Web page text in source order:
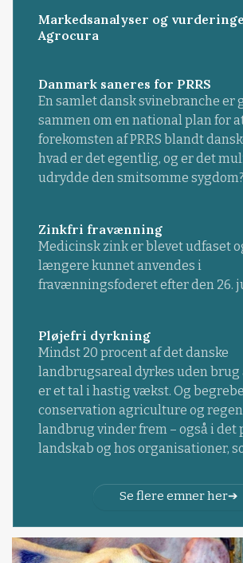
Markedsanalyser og
Agrocura
Danmark saneres for PRRS
En samlet dansk svinebranche er
sammen om en national plan for
forekomsten af PRRS blandt
hvad er det egentlig, og er det
udrydde den smitsomme sygdom?
Zinkfri fravænning
Medicinsk zink er blevet udfaset
længere kunnet anvendes i
fravænningsfoderet efter den 26.
Pløjefri dyrkning
Mindst 20 procent af det danske
landbrugsareal dyrkes uden brug
er et tal i hastig vækst. Og
conservation agriculture og
landbrug vinder frem – også i det
landskab og hos organisationer,
Se flere emner her